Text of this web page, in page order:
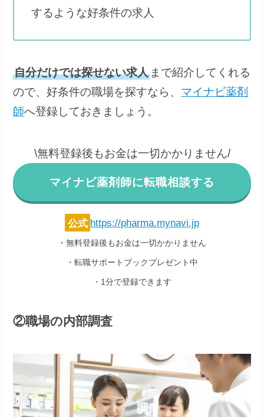
するような好条件の求人
自分だけでは探せない求人 まで紹介してくれる
ので、好条件の職場を探すなら、 マイナビ薬剤
師へ登録しておきましょう。
\無料登録後もお金は一切かかりません/
マイナビ薬剤師に転職相談する
公式 https://pharma.mynavi.jp
・無料登録後もお金は一切かかりません
・転職サポートブックプレゼント中
・1分で登録できます
②職場の内部調査